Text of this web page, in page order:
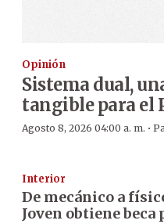
Opinión
Sistema dual,
tangible para el
Agosto 8, 2026 04:00 a. m. ·
Interior
De mecánico a
Joven obtiene beca